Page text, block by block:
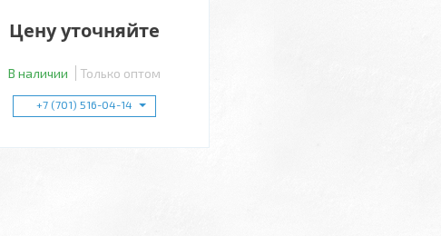
Цену уточняйте
В наличии Только оптом
+7 (701) 516-04-14